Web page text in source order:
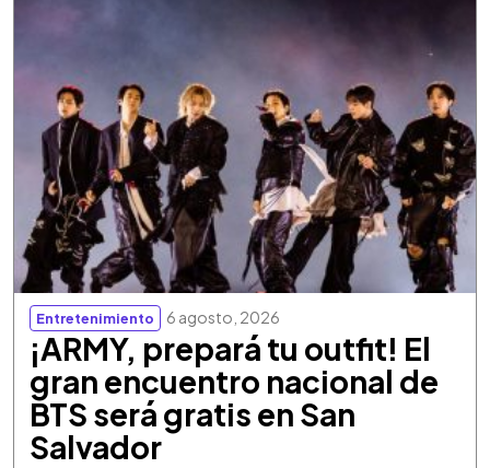
Entretenimiento 6 agosto, 2026
¡ARMY, prepará tu outfit! El
gran encuentro nacional de
BTS será gratis en San
Salvador